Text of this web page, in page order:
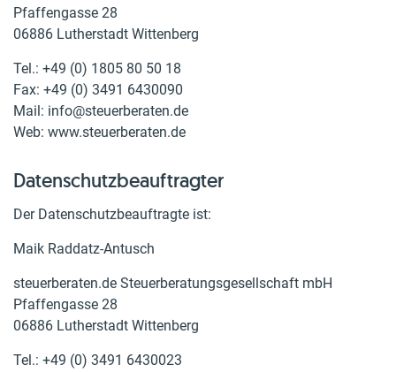
Pfaffengasse 28
06886 Lutherstadt Wittenberg
Tel.: +49 (0) 1805 80 50 18
Fax: +49 (0) 3491 6430090
Mail: info@steuerberaten.de
Web: www.steuerberaten.de
Datenschutzbeauftragter
Der Datenschutzbeauftragte ist:
Maik Raddatz-Antusch
steuerberaten.de Steuerberatungsgesellschaft mbH
Pfaffengasse 28
06886 Lutherstadt Wittenberg
Tel.: +49 (0) 3491 6430023